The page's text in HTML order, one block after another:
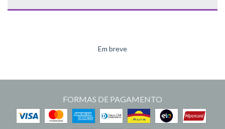
Em breve
FORMAS DE PAGAMENTO